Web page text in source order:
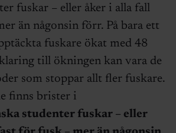
fuskar – eller åker i alla fall
än någonsin förr. På bara ett
fuskare ökat med 48
till ökningen kan vara de
som stoppar allt fler fuskare.
finns brister i
studenter fuskar – eller